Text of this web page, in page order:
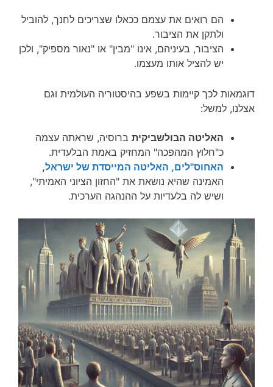
הם רואים את עצמם ככאלו שצריכים לחנך, להוביל
ולתקן את הציבור.
הציבור, בעיניהם, אינו "מבין" או "נאור מספיק", ולכן
יש להציל אותו מעצמו.
דוגמאות לכך קיימות בשפע בהיסטוריה העולמית וגם
אצלנו, למשל:
האליטה הבולשביקית ברוסיה, שראתה עצמה
כ"חלוץ המהפכה" המחזיק באמת הבלעדית.
האחוס"לים, האליטה המייסדת של ישראל,
האמינה שהיא נושאת את "החזון הציוני האמיתי",
ושיש לה בלעדיות על ההנהגה הערכית.